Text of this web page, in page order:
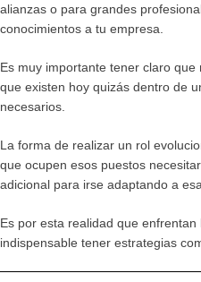
alianzas o para grandes
conocimientos a tu empresa.
Es muy importante tener claro
que existen hoy quizás dentro de
necesarios.
La forma de realizar un rol
que ocupen esos puestos
adicional para irse adaptando a
Es por esta realidad que
indispensable tener estrategias